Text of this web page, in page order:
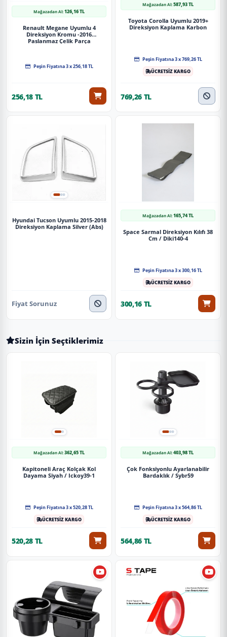
Mağazadan Al:126,16 TL
Renault Megane Uyumlu 4
Direksiyon Kromu -2016
Paslanmaz Çelik Parça
Peşin Fiyatına 3 x 256,18 TL
256,18 TL
Mağazadan Al:587,93 TL
Toyota Corolla Uyumlu 2019+
Direksiyon Kaplama Karbon
Peşin Fiyatına 3 x 769,26 TL
ÜCRETSİZ KARGO
769,26 TL
Hyundai Tucson Uyumlu 2015-2018
Direksiyon Kaplama Silver (Abs)
Fiyat Sorunuz
Mağazadan Al:165,74 TL
Space Sarmal Direksiyon Kılıfı 38
Cm / Diki140-4
Peşin Fiyatına 3 x 300,16 TL
ÜCRETSİZ KARGO
300,16 TL
Sizin İçin Seçtiklerimiz
Mağazadan Al:362,65 TL
Kapitoneli Araç Kolçak Kol
Dayama Siyah / Ickoy39-1
Peşin Fiyatına 3 x 520,28 TL
ÜCRETSİZ KARGO
520,28 TL
Mağazadan Al:403,98 TL
Çok Fonksiyonlu Ayarlanabilir
Bardaklık / Sybr59
Peşin Fiyatına 3 x 564,86 TL
ÜCRETSİZ KARGO
564,86 TL